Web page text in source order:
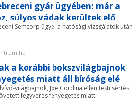
gyár ügyében: már a
súlyos vádak kerültek elő
Semcorp ügye: a hatósági vizsgálatok után
a korábbi bokszvilágbajnok
miatt áll bíróság elé
világbajnok, Joe Cordina ellen testi sértés,
fegyveres fenyegetés miatt.